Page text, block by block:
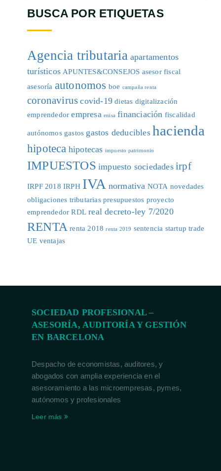
BUSCA POR ETIQUETAS
Agencia tributaria apartamentos
turísticos APUNTES&CONSEJOS asesor fiscal
asesoría autonomos boe campaña renta
coronavirus covid-19 dietas digitalización
emprendedor empresa enisa financiación fiscalidad
autónomos gastos gastos deducibles hacienda
hipoteca hipotecas impuesto patrimonio
IMPUESTOS impuesto sociedades irpf
IRPF 2018 IRPH IVA normativa NOTA novedades
obligaciones tributarias presupuestos proyecto
emprendedor RDL real decreto-ley 7/2020
RENTA renta 2018 renta 2019 sentencia startup trade
UE ventajas
SOCIEDAD PROFESIONAL –
ASESORÍA, AUDITORÍA Y GESTIÓN
EN BARCELONA
Despacho de economistas, auditores, y
abogados con amplia experiencia en el
asesoramiento a las microempresas, pymes,
autónomos y profesionales
Leer más